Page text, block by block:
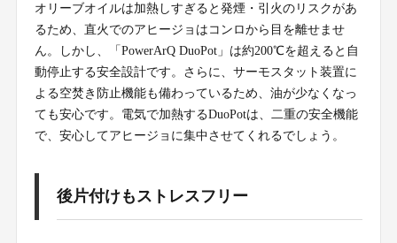
オリーブオイルは加熱しすぎると発煙・引火のリスクがあ
るため、直火でのアヒージョはコンロから目を離せませ
ん。しかし、「PowerArQ DuoPot」は約200℃を超えると自
動停止する安全設計です。さらに、サーモスタット装置に
よる空焚き防止機能も備わっているため、油が少なくなっ
ても安心です。電気で加熱するDuoPotは、二重の安全機能
で、安心してアヒージョに集中させてくれるでしょう。
後片付けもストレスフリー